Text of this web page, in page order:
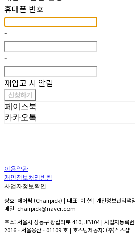
휴대폰 번호
-
-
재입고 시 알림
신청하기
페이스북
카카오톡
이용약관
개인정보처리방침
사업자정보확인
상호: 체어픽 (Chairpick) | 대표: 이 현 | 개인정보관리책
메일: chairpick@naver.com
주소: 서울시 성동구 왕십리로 410, JB104 | 사업자등록
2016 - 서울용산 - 01109 호| 호스팅제공자: (주)식스샵